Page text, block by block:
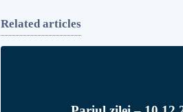
Related articles